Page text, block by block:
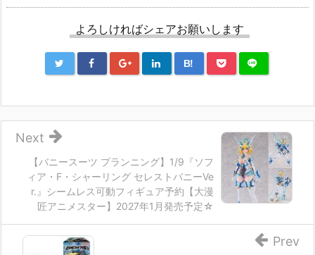
よろしければシェアお願いします
B!
【バニースーツ プランニング】1/9『ソフ
ィア・F・シャーリング セレストバニーVe
r.』シームレス可動フィギュア予約【大漫
匠アニメスター】2027年1月発売予定☆
Next
Prev